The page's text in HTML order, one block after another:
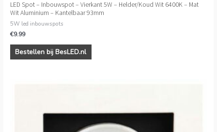
LED Spot – Inbouwspot – Vierkant 5W – Helder/Koud Wit 6400K – Mat
Wit Aluminium – Kantelbaar 93mm
5W led inbouwspots
€9.99
Bestellen bij BesLED.nl